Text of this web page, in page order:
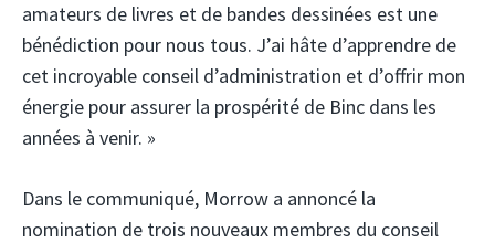
amateurs de livres et de bandes dessinées est une
bénédiction pour nous tous. J’ai hâte d’apprendre de
cet incroyable conseil d’administration et d’offrir mon
énergie pour assurer la prospérité de Binc dans les
années à venir. »
Dans le communiqué, Morrow a annoncé la
nomination de trois nouveaux membres du conseil